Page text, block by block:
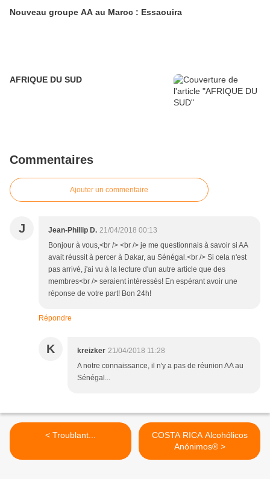
Nouveau groupe AA au Maroc : Essaouira
AFRIQUE DU SUD
Commentaires
Ajouter un commentaire
J Jean-Phillip D. 21/04/2018 00:13
Bonjour à vous,<br /> <br /> je me questionnais à savoir si AA
avait réussit à percer à Dakar, au Sénégal.<br /> Si cela n'est
pas arrivé, j'ai vu à la lecture d'un autre article que des
membres<br /> seraient intéressés! En espérant avoir une
réponse de votre part! Bon 24h!
Répondre
K kreizker 21/04/2018 11:28
A notre connaissance, il n'y a pas de réunion AA au
Sénégal...
< Troublant...
COSTA RICA Alcohólicos
Anónimos® >